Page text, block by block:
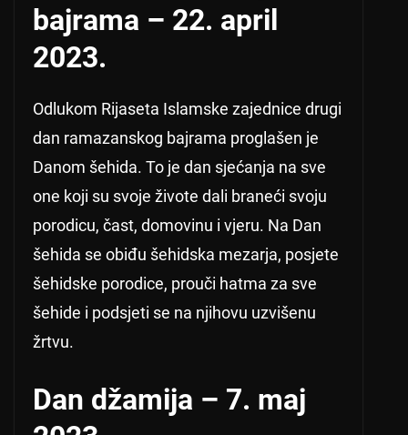
bajrama – 22. april
2023.
Odlukom Rijaseta Islamske zajednice drugi
dan ramazanskog bajrama proglašen je
Danom šehida. To je dan sjećanja na sve
one koji su svoje živote dali braneći svoju
porodicu, čast, domovinu i vjeru. Na Dan
šehida se obiđu šehidska mezarja, posjete
šehidske porodice, prouči hatma za sve
šehide i podsjeti se na njihovu uzvišenu
žrtvu.
Dan džamija – 7. maj